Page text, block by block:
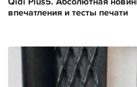
впечатления и тесты печати